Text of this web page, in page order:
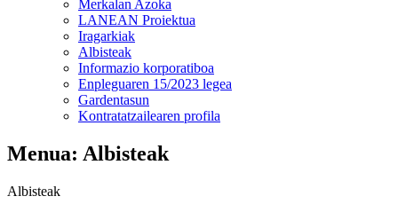
Merkalan Azoka
LANEAN Proiektua
Iragarkiak
Albisteak
Informazio korporatiboa
Enpleguaren 15/2023 legea
Gardentasun
Kontratatzailearen profila
Menua: Albisteak
Albisteak